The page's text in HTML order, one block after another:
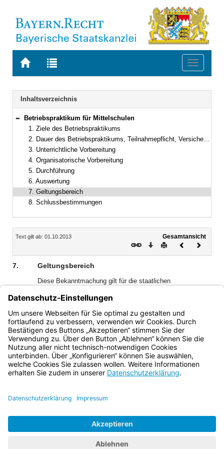
Zur
BAYERN.RECHT
Zur
letzten
Suche
Toggle
Navigation
Inhaltsverzeichnis
Bereich reduzieren
Betriebspraktikum für Mittelschulen
1. Ziele des Betriebspraktikums
2. Dauer des Betriebspraktikums, Teilnahmepflicht, Versicherungsschutz
3. Unterrichtliche Vorbereitung
4. Organisatorische Vorbereitung
5. Durchführung
6. Auswertung
7. Geltungsbereich
8. Schlussbestimmungen
Inhalt
Text gilt ab: 01.10.2013
Gesamtansicht
Download
DruckenVorheriges
7. Geltungsbereich
Diese Bekanntmachung gilt für die staatlichen
nach dieser Bekanntmachung zu verfahren bzw. sie
anzuwenden.
Bayern.de
BayernPortal
Impressum